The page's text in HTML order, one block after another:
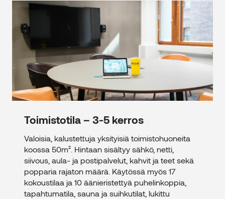
Toimistotila – 3-5 kerros – 50 m
Toimistotila – 3-5 kerros
Valoisia, kalustettuja yksityisiä toimistohuoneita
koossa 50m². Hintaan sisältyy sähkö, netti,
siivous, aula- ja postipalvelut, kahvit ja teet sekä
popparia rajaton määrä. Käytössä myös 17
kokoustilaa ja 10 äänieristettyä puhelinkoppia,
tapahtumatila, sauna ja suihkutilat, lukittu